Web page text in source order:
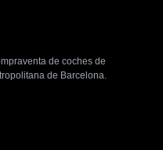
de coches de
de Barcelona.